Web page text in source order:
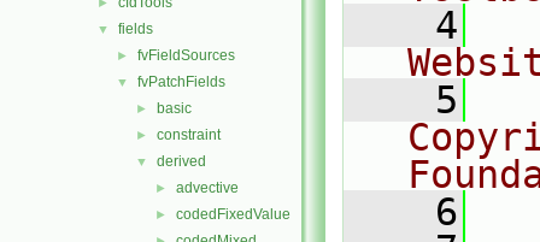
▼ fields
► fvFieldSources
▼ fvPatchFields
► basic
► constraint
▼ derived
► advective
► codedFixedValue
    4
    5
    6